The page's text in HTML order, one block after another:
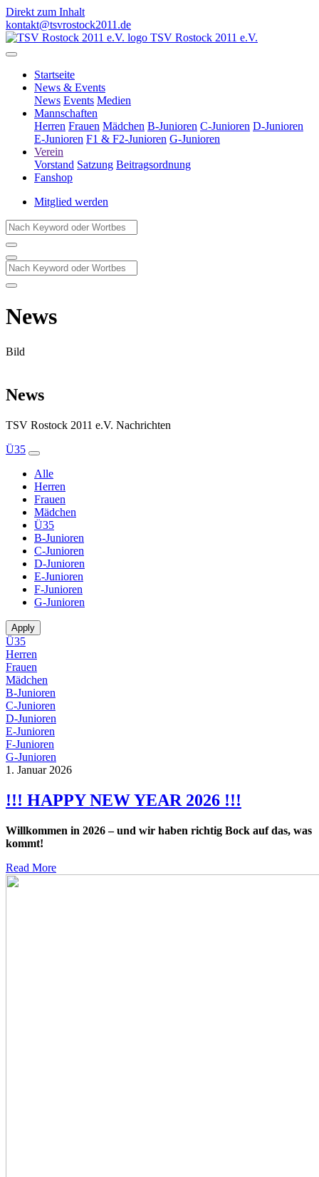
Direkt zum Inhalt
kontakt@tsvrostock2011.de
TSV Rostock 2011 e.V.
Startseite
News & Events
News Events Medien
Mannschaften
Herren Frauen Mädchen B-Junioren C-Junioren D-Junioren
E-Junioren F1 & F2-Junioren G-Junioren
Verein
Vorstand Satzung Beitragsordnung
Fanshop
Mitglied werden
News
Bild
News
TSV Rostock 2011 e.V. Nachrichten
Ü35
Alle
Herren
Frauen
Mädchen
Ü35
B-Junioren
C-Junioren
D-Junioren
E-Junioren
F-Junioren
G-Junioren
Ü35
Herren
Frauen
Mädchen
B-Junioren
C-Junioren
D-Junioren
E-Junioren
F-Junioren
G-Junioren
1. Januar 2026
!!! HAPPY NEW YEAR 2026 !!!
Willkommen in 2026 – und wir haben richtig Bock auf das, was
kommt!
Read More